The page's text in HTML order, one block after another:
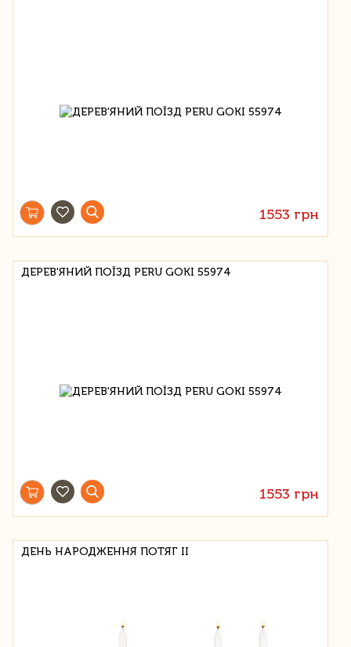
1553 грн
ДЕРЕВ'ЯНИЙ ПОЇЗД PERU GOKI 55974
1553 грн
ДЕНЬ НАРОДЖЕННЯ ПОТЯГ II